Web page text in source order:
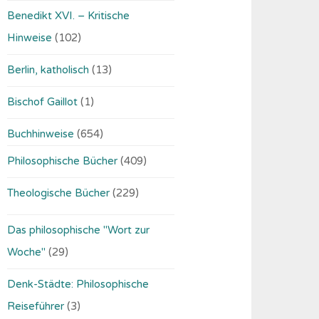
Benedikt XVI. – Kritische
Hinweise (102)
Berlin, katholisch (13)
Bischof Gaillot (1)
Buchhinweise (654)
Philosophische Bücher (409)
Theologische Bücher (229)
Das philosophische "Wort zur
Woche" (29)
Denk-Städte: Philosophische
Reiseführer (3)